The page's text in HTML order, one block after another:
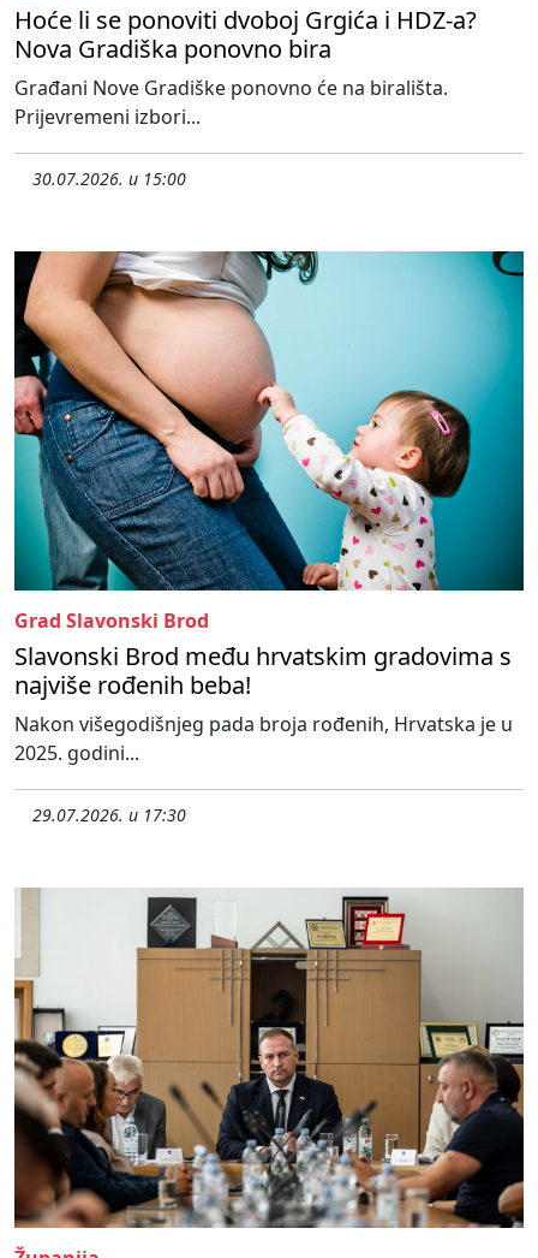
Hoće li se ponoviti dvoboj Grgića i HDZ-a?
Nova Gradiška ponovno bira
Građani Nove Gradiške ponovno će na birališta.
Prijevremeni izbori...
30.07.2026. u 15:00
Grad Slavonski Brod
Slavonski Brod među hrvatskim gradovima s
najviše rođenih beba!
Nakon višegodišnjeg pada broja rođenih, Hrvatska je u
2025. godini...
29.07.2026. u 17:30